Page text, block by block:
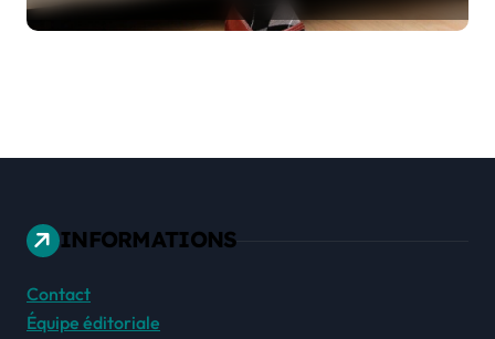
INFORMATIONS
Contact
Équipe éditoriale